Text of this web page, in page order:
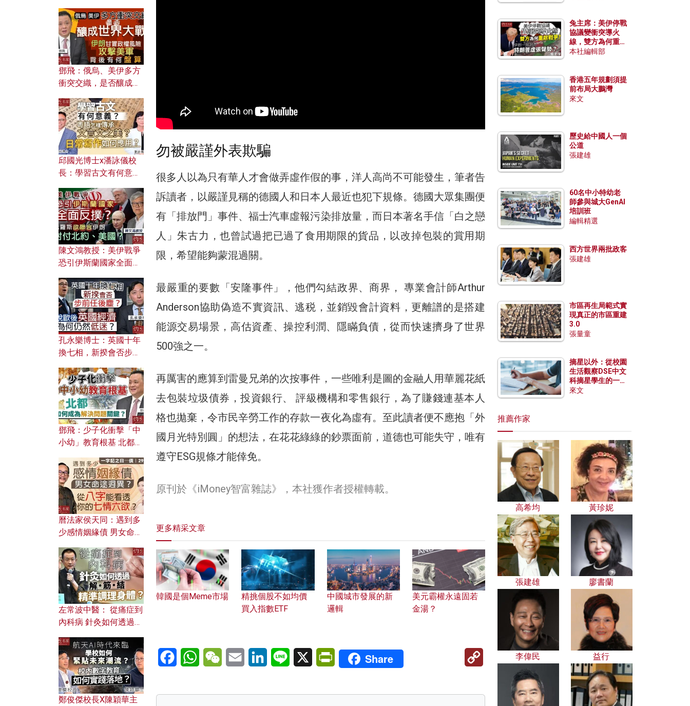
勿被嚴謹外表欺騙
很多人以為只有華人才會做弄虛作假的事，洋人高尚不可能發生，筆者告
訴讀者，以嚴謹見稱的德國人和日本人最近也犯下規條。德國大眾集團便
有「排放門」事件、福士汽車虛報污染排放量，而日本著名手信「白之戀
人」朱古力，也曾試過把已過了食用期限的貨品，以改掉包裝的賞用期
限，希望能夠蒙混過關。
最嚴重的要數「安隆事件」，他們勾結政界、商界， 專業會計師Arthur
Anderson協助偽造不實資訊、逃税，並銷毀會計資料，更離譜的是搭建
能源交易場景，高估資產、操控利潤、隱瞞負債，從而快速擠身了世界
500強之一。
再厲害的應算到雷曼兄弟的次按事件，一些唯利是圖的金融人用華麗花紙
去包裝垃圾債券，投資銀行、 評級機構和零售銀行，為了賺錢連基本人
格也拋棄，令市民辛勞工作的存款一夜化為虛有。至此讀者便不應抱「外
國月光特別圓」的想法，在花花綠綠的鈔票面前，道德也可能失守，唯有
遵守ESG規條才能倖免。
原刊於《iMoney智富雜誌》，本社獲作者授權轉載。
更多精采文章
韓國是個Meme市場
精挑個股不如均價
買入指數ETF
中國城市發展的新
邏輯
美元霸權永遠固若
金湯？
FacebookWhatsAppWeChatEmail LinkedInLine X PrintFriendly
Share
Copy
何避免遭AI演算法操
控？
鄧飛：俄烏、美伊多方
衝突交織，是否釀成世
風險攻擊美軍，背後有
何盤算？
邱國光博士x潘詠儀校
長：學習古文有何意
文之美？ 日常寫作如何
應用？
陳文鴻教授：美伊戰爭
恐引伊斯蘭國家全面反
對付北約美國？
孔永樂博士：英國十年
換七相，新揆會否步前
濟為何仍然低迷？
鄧飛：少子化衝擊「中
小幼」教育根基 北都如
曆法家侯天同：遇到多
少感情姻緣債 男女命途
的七情六欲？
左常波中醫： 從痛症到
內科病 針灸如何透過解
鄭俊傑校長X陳穎華主
兔主席：美伊停戰
協議變衝突導火
線，雙方為何重啟
戰爭？伊朗一早洞
本社編輯部
香港五年規劃須提
前布局大鵬灣
來文
歷史給中國人一個
公道
張建雄
60名中小特幼老
師參與城大GenAI
培訓班
編輯精選
西方世界兩批政客
張建雄
市區再生局範式實
現真正的市區重建
3.0
張量童
摘星以外：從校園
生活觀察DSE中文
科摘星學生的一點
特質
來文
推薦作家
高希均 黃珍妮
張建雄 廖書蘭
李偉民 益行